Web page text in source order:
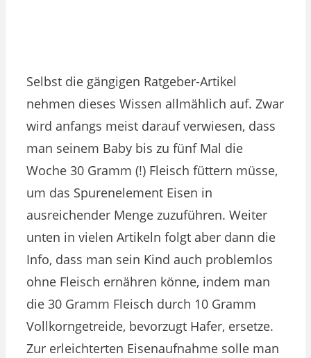
Selbst die gängigen Ratgeber-Artikel
nehmen dieses Wissen allmählich auf. Zwar
wird anfangs meist darauf verwiesen, dass
man seinem Baby bis zu fünf Mal die
Woche 30 Gramm (!) Fleisch füttern müsse,
um das Spurenelement Eisen in
ausreichender Menge zuzuführen. Weiter
unten in vielen Artikeln folgt aber dann die
Info, dass man sein Kind auch problemlos
ohne Fleisch ernähren könne, indem man
die 30 Gramm Fleisch durch 10 Gramm
Vollkorngetreide, bevorzugt Hafer, ersetze.
Zur erleichterten Eisenaufnahme solle man